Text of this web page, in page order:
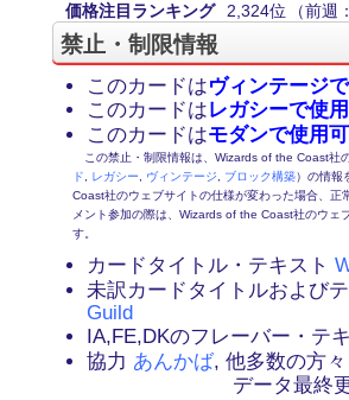
価格注目ランキング
2,324位 （前週
禁止・制限情報
このカードはヴィンテージ
このカードはレガシーで使
このカードはモダンで使用
この禁止・制限情報は、Wizards of the Coast社
ド
レガシー ヴィンテージ ブロック構築）の情報
Coast社のウェブサイトの仕様が変わった場合、
メント参加の際は、Wizards of the Coast社のウェ
す。
カードタイトル・テキスト
未訳カードタイトルおよび
Guild
IA,FE,DKのフレーバー・テ
協力 あんかば, 他多数の方々
データ最終